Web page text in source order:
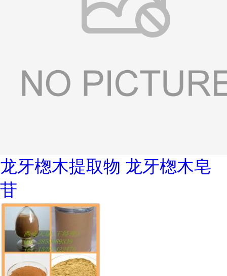
龙牙楤木提取物 龙牙楤木皂
苷